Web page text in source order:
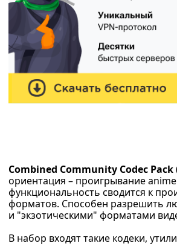
Combined Community Codec Pack (
ориентация – проигрывание
функциональность сводится к
форматов. Способен разрешить
и "экзотическими" форматами
В набор входят такие кодеки,